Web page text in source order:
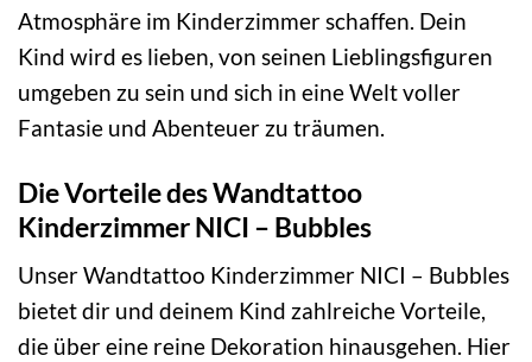
Atmosphäre im Kinderzimmer schaffen. Dein
Kind wird es lieben, von seinen Lieblingsfiguren
umgeben zu sein und sich in eine Welt voller
Fantasie und Abenteuer zu träumen.
Die Vorteile des Wandtattoo
Kinderzimmer NICI – Bubbles
Unser Wandtattoo Kinderzimmer NICI – Bubbles
bietet dir und deinem Kind zahlreiche Vorteile,
die über eine reine Dekoration hinausgehen. Hier